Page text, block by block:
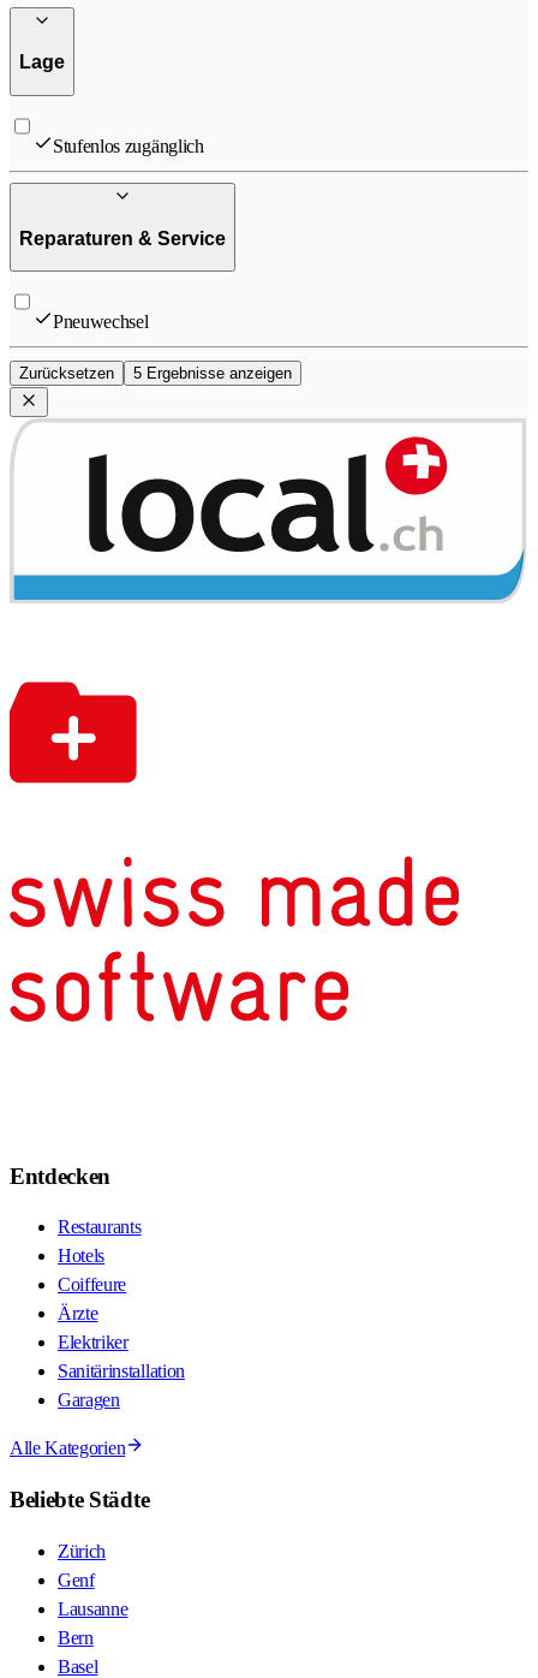
Lage
Stufenlos zugänglich
Reparaturen & Service
Pneuwechsel
Zurücksetzen 5 Ergebnisse anzeigen
Entdecken
Restaurants
Hotels
Coiffeure
Ärzte
Elektriker
Sanitärinstallation
Garagen
Alle Kategorien
Beliebte Städte
Zürich
Genf
Lausanne
Bern
Basel